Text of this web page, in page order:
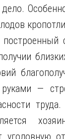
—
уголовную